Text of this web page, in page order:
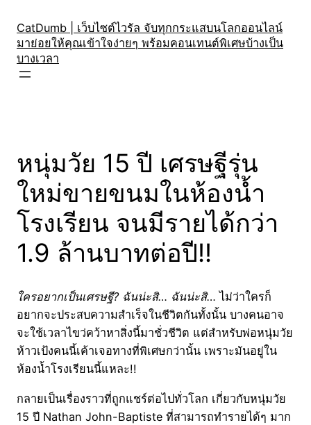
content
CatDumb | เว็บไซต์ไวรัล จับทุกกระแสบนโลกออนไลน์
มาย่อยให้คุณเข้าใจง่ายๆ พร้อมคอนเทนต์พิเศษบ้างเป็น
บางเวลา
หนุ่มวัย 15 ปี เศรษฐีรุ่น
ใหม่ขายขนมในห้องน้ำ
โรงเรียน จนมีรายได้กว่า
1.9 ล้านบาทต่อปี!!
ใครอยากเป็นเศรษฐี? ฉันน่ะสิ… ฉันน่ะสิ…ไม่ว่าใครก็
อยากจะประสบความสำเร็จในชีวิตกันทั้งนั้น บางคนอาจ
จะใช้เวลาไขว่คว้าหาสิ่งนี้มาชั่วชีวิต แต่สำหรับพ่อหนุ่มวัย
ห้าวเป้งคนนี้เค้าเจอทางที่พิเศษกว่านั้น เพราะมันอยู่ใน
ห้องน้ำโรงเรียนนี้แหละ!!
กลายเป็นเรื่องราวที่ถูกแชร์ต่อไปทั่วโลก เกี่ยวกับหนุ่มวัย
15 ปี Nathan John-Baptiste ที่สามารถทำรายได้ๆ มาก